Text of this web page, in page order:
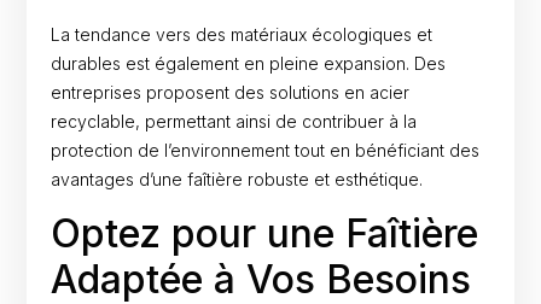
La tendance vers des matériaux écologiques et
durables est également en pleine expansion. Des
entreprises proposent des solutions en acier
recyclable, permettant ainsi de contribuer à la
protection de l’environnement tout en bénéficiant des
avantages d’une faîtière robuste et esthétique.
Optez pour une Faîtière
Adaptée à Vos Besoins